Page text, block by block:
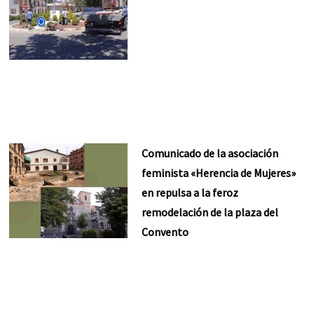
Comunicado de la asociación
feminista «Herencia de Mujeres»
en repulsa a la feroz
remodelación de la plaza del
Convento